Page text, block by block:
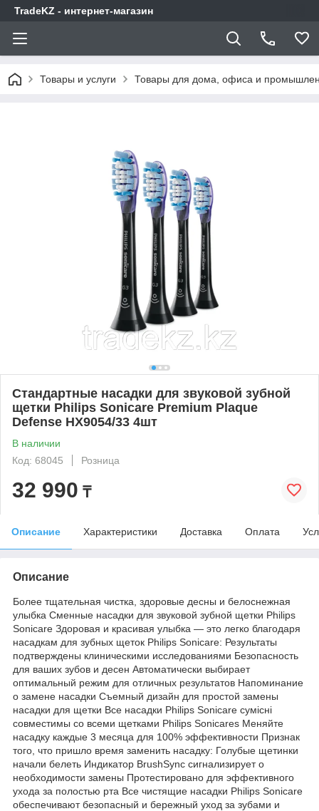
TradeKZ - интернет-магазин
Товары и услуги Товары для дома, офиса и
Стандартные насадки для звуковой зубной
щетки Philips Sonicare Premium Plaque
Defense HX9054/33 4шт
В наличии
Код: 68045
Розница
32 990 ₸
Описание Характеристики Доставка Оплата
Описание
Более тщательная чистка, здоровые десны и белоснежная
улыбка Сменные насадки для звуковой зубной щетки Philips
Sonicare Здоровая и красивая улыбка — это легко благодаря
насадкам для зубных щеток Philips Sonicare: Результаты
подтверждены клиническими исследованиями Безопасность
для ваших зубов и десен Автоматически выбирает
оптимальный режим для отличных результатов Напоминание
о замене насадки Съемный дизайн для простой замены
насадки для щетки Все насадки Philips Sonicare сумісні
совместимы со всеми щетками Philips Sonicares Меняйте
насадку каждые 3 месяца для 100% эффективности Признак
того, что пришло время заменить насадку: Голубые щетинки
начали белеть Индикатор BrushSync сигнализирует о
необходимости замены Протестировано для эффективного
ухода за полостью рта Все чистящие насадки Philips Sonicare
обеспечивают безопасный и бережный уход за зубами и